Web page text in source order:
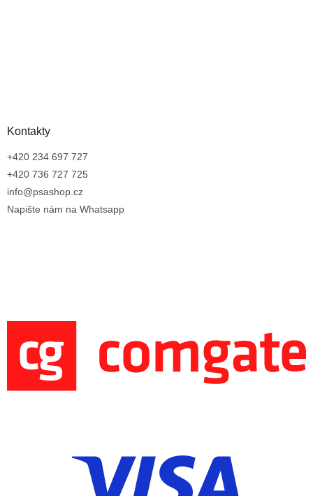
Kontakty
+420 234 697 727
+420 736 727 725
info@psashop.cz
Napište nám na Whatsapp